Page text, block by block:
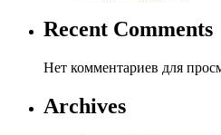
Recent Comments
Нет комментариев для
Archives